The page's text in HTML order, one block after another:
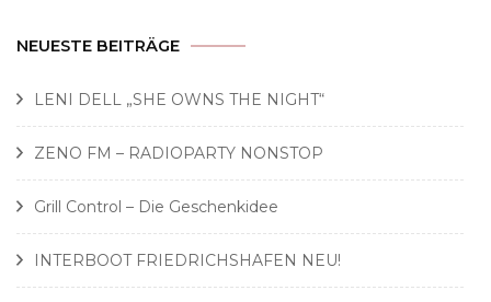
NEUESTE BEITRÄGE
LENI DELL „SHE OWNS THE NIGHT“
ZENO FM – RADIOPARTY NONSTOP
Grill Control – Die Geschenkidee
INTERBOOT FRIEDRICHSHAFEN NEU!